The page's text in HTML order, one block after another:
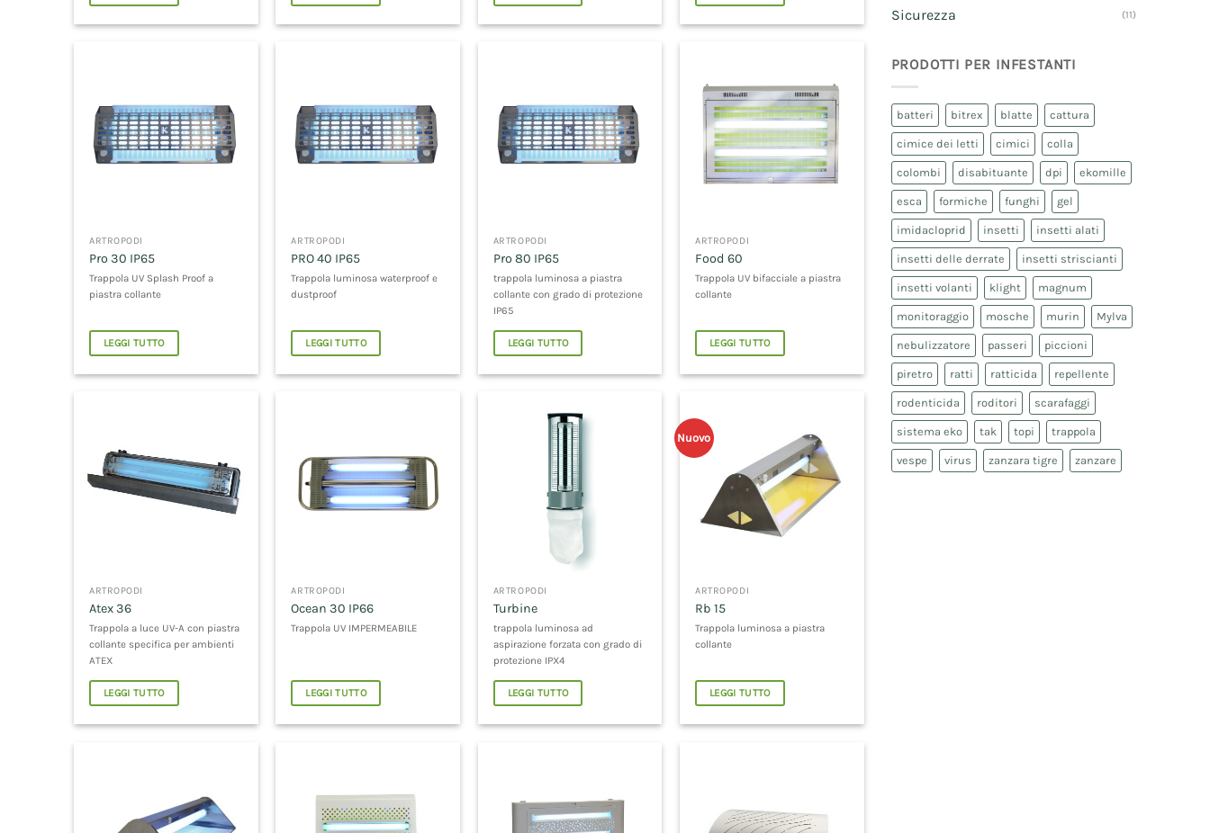
ARTROPODI
Pro 30 IP65
Trappola UV Splash Proof a
piastra collante
LEGGI TUTTO
ARTROPODI
PRO 40 IP65
Trappola luminosa waterproof e
dustproof
LEGGI TUTTO
ARTROPODI
Pro 80 IP65
trappola luminosa a piastra
collante con grado di protezione
IP65
LEGGI TUTTO
ARTROPODI
Food 60
Trappola UV bifacciale a piastra
collante
LEGGI TUTTO
ARTROPODI
Atex 36
Trappola a luce UV-A con piastra
collante specifica per ambienti
ATEX
LEGGI TUTTO
ARTROPODI
Ocean 30 IP66
Trappola UV IMPERMEABILE
LEGGI TUTTO
ARTROPODI
Turbine
trappola luminosa ad
aspirazione forzata con grado di
protezione IPX4
LEGGI TUTTO
Nuovo
ARTROPODI
Rb 15
Trappola luminosa a piastra
collante
LEGGI TUTTO
Sicurezza (11)
PRODOTTI PER INFESTANTI
batteri bitrex blatte cattura
cimice dei letti cimici colla
colombi disabituante dpi ekomille
esca formiche funghi gel
imidacloprid insetti insetti alati
insetti delle derrate insetti striscianti
insetti volanti klight magnum
monitoraggio mosche murin Mylva
nebulizzatore passeri piccioni
piretro ratti ratticida repellente
rodenticida roditori scarafaggi
sistema eko tak topi trappola
vespe virus zanzara tigre zanzare